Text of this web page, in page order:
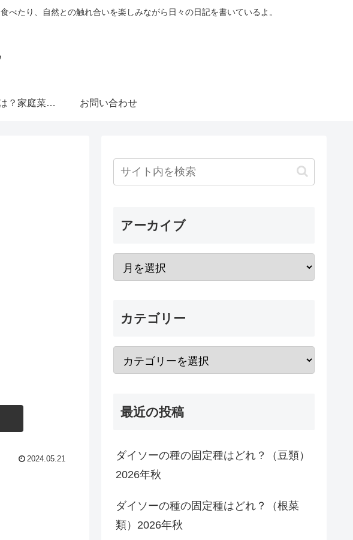
たり、自然との触れ合いを楽しみながら日々の日記を書いているよ。
自家採種とは？家庭菜園で種をつなぐという選択 お問い合わせ
2024.05.21
アーカイブ
カテゴリー
最近の投稿
ダイソーの種の固定種はどれ？（豆類）
2026年秋
ダイソーの種の固定種はどれ？（根菜
類）2026年秋